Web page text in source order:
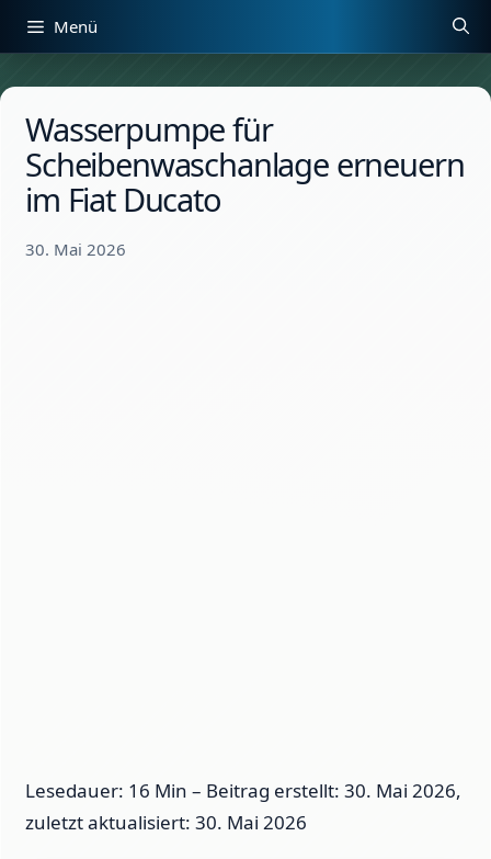
Zum
Inhalt
Menü
Wasserpumpe für
Scheibenwaschanlage erneuern
im Fiat Ducato
30. Mai 2026
Lesedauer: 16 Min – Beitrag erstellt: 30. Mai 2026,
zuletzt aktualisiert: 30. Mai 2026